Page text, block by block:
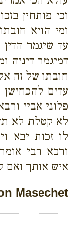
וכי פותחין
ומי הויא
עד שיגמר
דמיגמר דיניה
חובתו של זה
עדים
פלוני אביי
לא קטלת לא
לו זכות יבא
ורבא רבי
איש אותך ואם
Masechet